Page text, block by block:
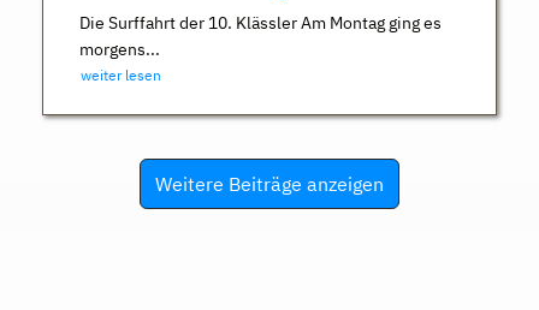
Die Surffahrt der 10. Klässler Am Montag ging es
morgens...
weiter lesen
Weitere Beiträge anzeigen